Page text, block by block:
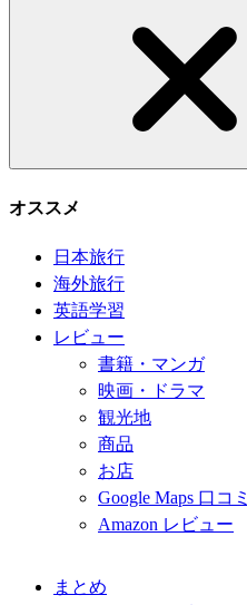
オススメ
日本旅行
海外旅行
英語学習
レビュー
書籍・マンガ
映画・ドラマ
観光地
商品
お店
Google Maps 口コミ
Amazon レビュー
まとめ